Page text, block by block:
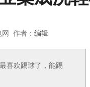
作者： 编辑
喜欢踢球了，能踢